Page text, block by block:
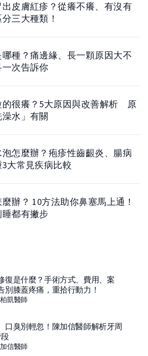
皮膚紅疹？從癢不癢、有沒有
三大種類！
種？痛邊緣、長一顆原因大不
次告訴你
的很癢？5大原因與改善解析 原
水」有關
怎麼辦？疱疹性齒齦炎、腸病
大常見疾病比較
辦？ 10方法助你鼻塞馬上通！
都有撇步
復是什麼？手術方式、費用、案
別膝蓋疼痛，重拾行動力！
凱醫師
口臭別輕忽！陳加信醫師解析牙周
信醫師